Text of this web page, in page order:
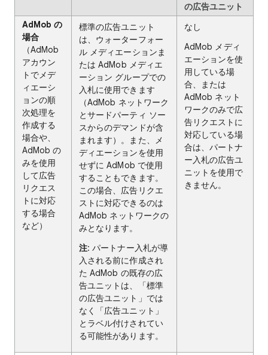
の広告ユニット
AdMob の
場合
（AdMob
アカウン
トでメデ
ィエーシ
ョンの順
次処理を
作成する
場合や、
AdMob の
みを使用
して広告
リクエス
トに対応
する場合
など）
標準の広告ユニット
は、ウォーターフォー
ル メディエーションま
たは AdMob メディエ
ーション グループでの
入札に使用できます
（AdMob ネットワーク
とサードパーティ ソー
スからのデマンドが含
まれます）。また、メ
ディエーションを使用
せずに AdMob で使用
することもできます。
この場合、広告リクエ
ストに対応できるのは
AdMob ネットワークの
みとなります。
注: パートナー入札が導
入される前に作成され
た AdMob の既存の広
告ユニットは、「標準
の広告ユニット」では
なく「広告ユニット」
とラベル付けされてい
る可能性があります。
なし
AdMob メディ
エーションを使
用している場
合、または
AdMob ネット
ワークのみで広
告リクエストに
対応している場
合は、パートナ
ー入札の広告ユ
ニットを使用で
きません。